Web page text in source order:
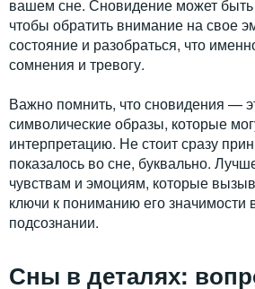
вашем сне. Сновидение может быть
чтобы обратить внимание на свое
состояние и разобраться, что
сомнения и тревогу.
Важно помнить, что сновидения —
символические образы, которые
интерпретацию. Не стоит сразу
показалось во сне, буквально.
чувствам и эмоциям, которые
ключи к пониманию его значимости
подсознании.
Сны в деталях: